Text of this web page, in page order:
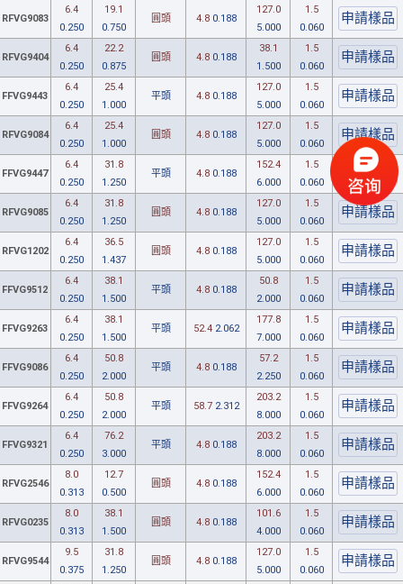
RFVG9083
6.4
0.250
19.1
0.750
圓頭 4.8 0.188
127.0
5.000
1.5
0.060
RFVG9404
6.4
0.250
22.2
0.875
圓頭 4.8 0.188
38.1
1.500
1.5
0.060
FFVG9443
6.4
0.250
25.4
1.000
平頭 4.8 0.188
127.0
5.000
1.5
0.060
RFVG9084
6.4
0.250
25.4
1.000
圓頭 4.8 0.188
127.0
5.000
1.5
0.060
FFVG9447
6.4
0.250
31.8
1.250
平頭 4.8 0.188
152.4
6.000
1.5
0.060
RFVG9085
6.4
0.250
31.8
1.250
圓頭 4.8 0.188
127.0
5.000
1.5
0.060
RFVG1202
6.4
0.250
36.5
1.437
圓頭 4.8 0.188
127.0
5.000
1.5
0.060
FFVG9512
6.4
0.250
38.1
1.500
平頭 4.8 0.188
50.8
2.000
1.5
0.060
FFVG9263
6.4
0.250
38.1
1.500
平頭 52.4 2.062
177.8
7.000
1.5
0.060
FFVG9086
6.4
0.250
50.8
2.000
平頭 4.8 0.188
57.2
2.250
1.5
0.060
FFVG9264
6.4
0.250
50.8
2.000
平頭 58.7 2.312
203.2
8.000
1.5
0.060
FFVG9321
6.4
0.250
76.2
3.000
平頭 4.8 0.188
203.2
8.000
1.5
0.060
RFVG2546
8.0
0.313
12.7
0.500
圓頭 4.8 0.188
152.4
6.000
1.5
0.060
RFVG0235
8.0
0.313
38.1
1.500
圓頭 4.8 0.188
101.6
4.000
1.5
0.060
RFVG9544
9.5
0.375
31.8
1.250
圓頭 4.8 0.188
127.0
5.000
1.5
0.060